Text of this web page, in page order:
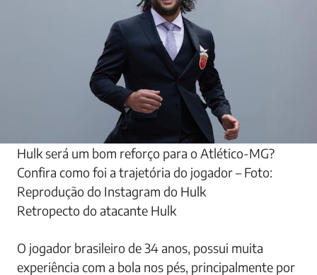
Hulk será um bom reforço para o Atlético-MG?
Confira como foi a trajetória do jogador – Foto:
Reprodução do Instagram do Hulk
Retropecto do atacante Hulk
O jogador brasileiro de 34 anos, possui muita
experiência com a bola nos pés, principalmente por